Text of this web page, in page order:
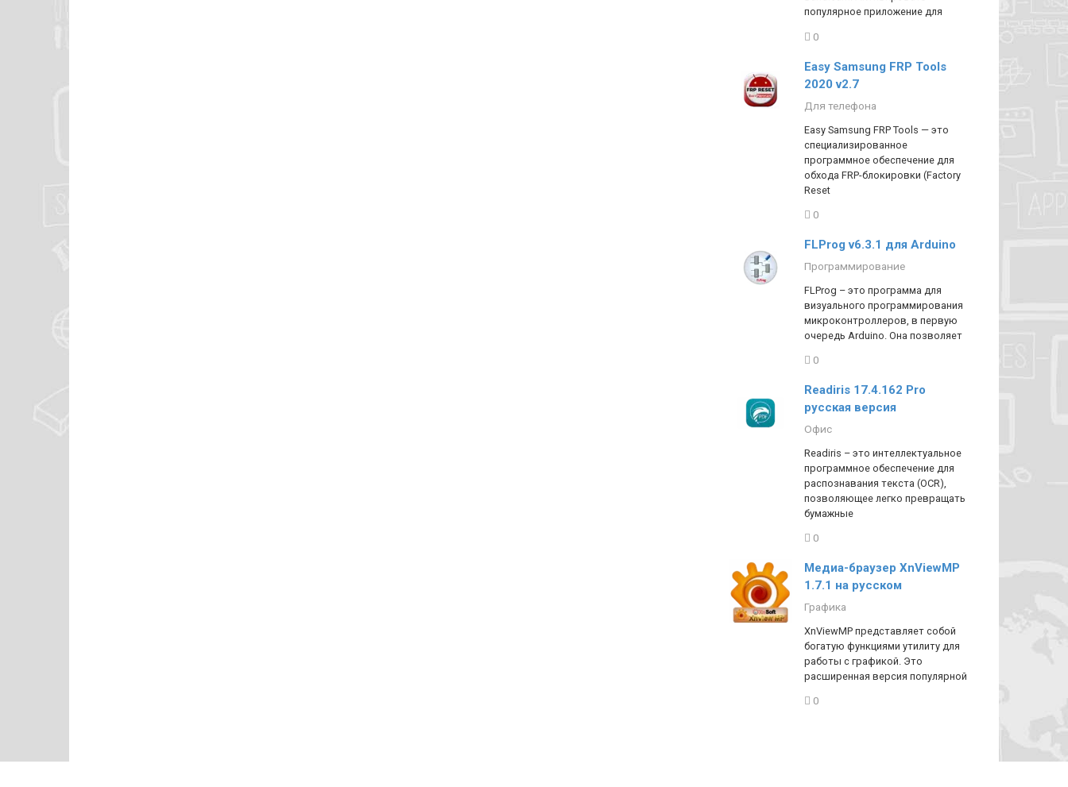
популярное приложение для
0
Easy Samsung FRP Tools
2020 v2.7
Для телефона
Easy Samsung FRP Tools — это
специализированное
программное обеспечение для
обхода FRP-блокировки (Factory
Reset
0
FLProg v6.3.1 для Arduino
Программирование
FLProg – это программа для
визуального программирования
микроконтроллеров, в первую
очередь Arduino. Она позволяет
0
Readiris 17.4.162 Pro
русская версия
Офис
Readiris – это интеллектуальное
программное обеспечение для
распознавания текста (OCR),
позволяющее легко превращать
бумажные
0
Медиа-браузер XnViewMP
1.7.1 на русском
Графика
XnViewMP представляет собой
богатую функциями утилиту для
работы с графикой. Это
расширенная версия популярной
0